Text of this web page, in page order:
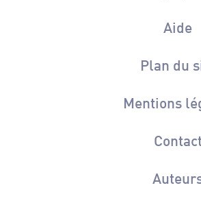
Aide
Plan du
Mentions
Contact